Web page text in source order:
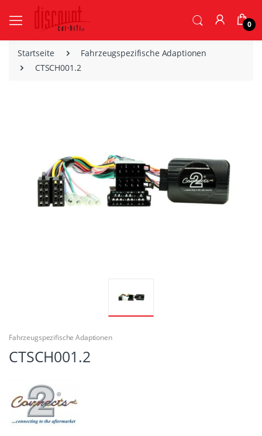
0
Startseite
Fahrzeugspezifische Adaptionen
CTSCH001.2
Fahrzeugspezifische Adaptionen
CTSCH001.2